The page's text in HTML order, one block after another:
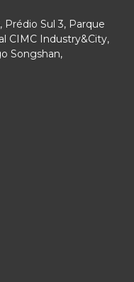
Prédio Sul 3, Parque
CIMC Industry&City,
Songshan,